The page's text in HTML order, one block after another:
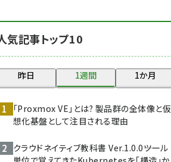
(2017)
drupal (1940)
genai (1473)
abc123 (1346)
気記事トップ10
昨日 1週間 1か月
「Proxmox VE」とは? 製品群の全体像と仮
想化基盤として注目される理由
クラウドネイティブ教科書 Ver.1.0.0――ツール